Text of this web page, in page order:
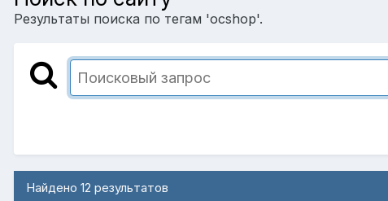
Результаты поиска по тегам 'ocshop'.
Найдено 12 результатов